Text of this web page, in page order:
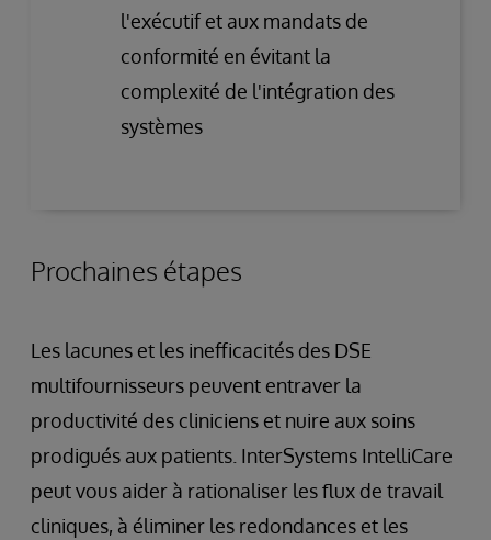
l'exécutif et aux mandats de
conformité en évitant la
complexité de l'intégration des
systèmes
Prochaines étapes
Les lacunes et les inefficacités des DSE
multifournisseurs peuvent entraver la
productivité des cliniciens et nuire aux soins
prodigués aux patients. InterSystems IntelliCare
peut vous aider à rationaliser les flux de travail
cliniques, à éliminer les redondances et les